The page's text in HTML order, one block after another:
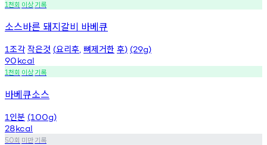
1천회 이상기록
소스바른 돼지갈비 바베큐
1조각 작은것 (요리후 뼈제거한 후) (29g)
90kcal
1천회 이상기록
바베큐소스
1 인분 (100g)
28kcal
50회 미만기록